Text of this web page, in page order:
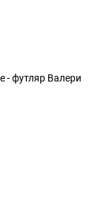
- футляр Валери